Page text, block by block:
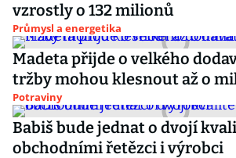
vzrostly o 132 milionů
Průmysl a energetika
Madeta přijde o velkého
tržby mohou klesnout až o
Potraviny
Babiš bude jednat o dvojí
obchodními řetězci i výrobci